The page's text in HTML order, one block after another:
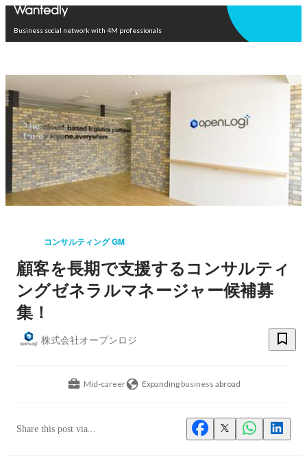
Business social network with 4M professionals
コンサルティング GM
顧客を長期で支援するコンサルティ
ングゼネラルマネージャー候補募
集！
株式会社オープンロジ
Mid-career Expanding business abroad
Share this post via...